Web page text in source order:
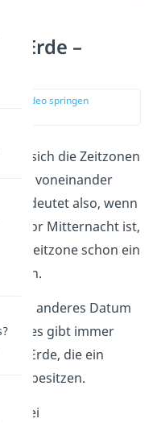
Erde –
im Video springen
sich die Zeitzonen
voneinander
bedeutet also, wenn
vor Mitternacht ist,
Zeitzone schon ein
ein anderes Datum
es gibt immer
Erde, die ein
besitzen.
zwei